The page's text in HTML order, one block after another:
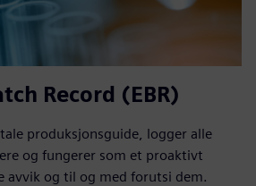
Record (EBR)
produksjonsguide, logger alle
og fungerer som et proaktivt
avvik og til og med forutsi dem.